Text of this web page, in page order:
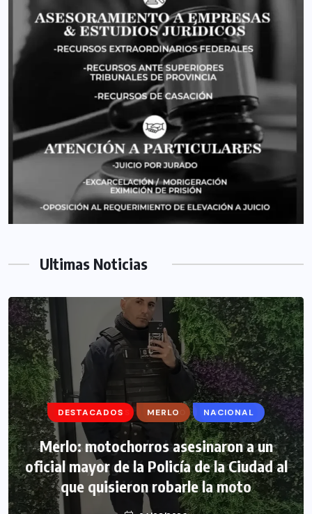
Ultimas Noticias
DESTACADOS MERLO NACIONAL
Merlo: motochorros asesinaron a un
oficial mayor de la Policía de la Ciudad al
que quisieron robarle la moto
DESTACADOS MERLO MORÓN
Morón: se negó a declarar la funcionaria
narco y seguirá detenida camino a
prisión preventiva